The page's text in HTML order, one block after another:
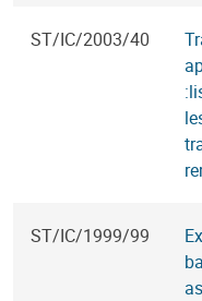
ST/IC/2003/40
ST/IC/1999/99